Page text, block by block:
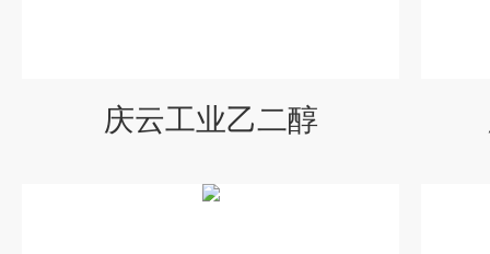
庆云工业乙二醇